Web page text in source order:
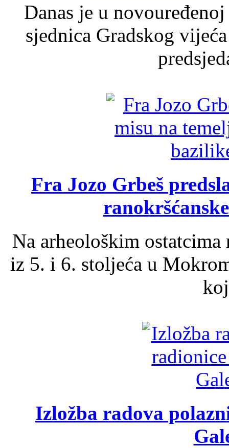
Danas je u
sjednica Gradskog
Fra Jozo Grbeš
Na arheološkim
iz 5. i 6. stoljeća u
Izložba radova